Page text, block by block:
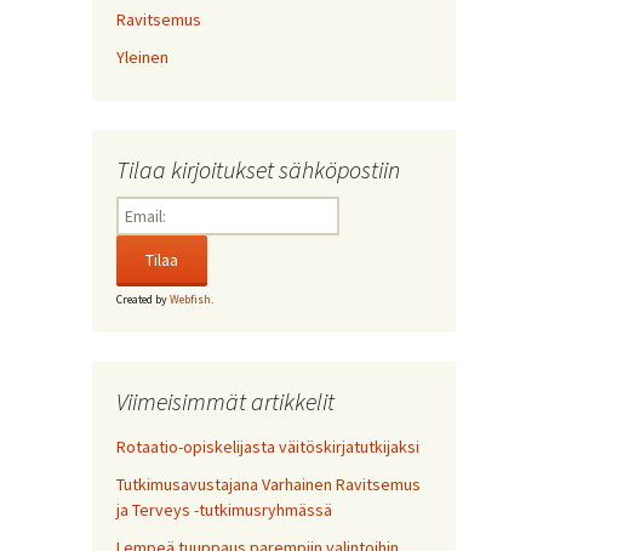
Ravitsemus
Yleinen
Tilaa kirjoitukset sähköpostiin
Created byWebfish.
Viimeisimmät artikkelit
Rotaatio-opiskelijasta väitöskirjatutkijaksi
Tutkimusavustajana Varhainen Ravitsemus
ja Terveys -tutkimusryhmässä